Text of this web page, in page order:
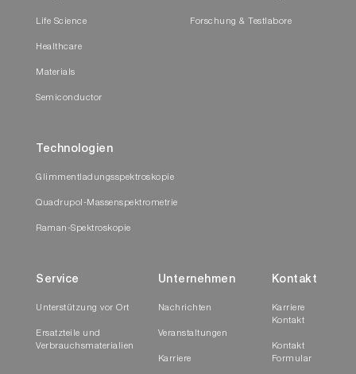
Life Science
Healthcare
Materials
Semiconductor
Forschung & Testlabore
Technologien
Glimmentladungsspektroskopie
Quadrupol-Massenspektrometrie
Raman-Spektroskopie
Service
Unterstützung vor Ort
Ersatzteile und
Verbrauchsmaterialien
Unternehmen
Nachrichten
Veranstaltungen
Karriere
Kontakt
Karriere
Kontakt
Kontakt
Formular